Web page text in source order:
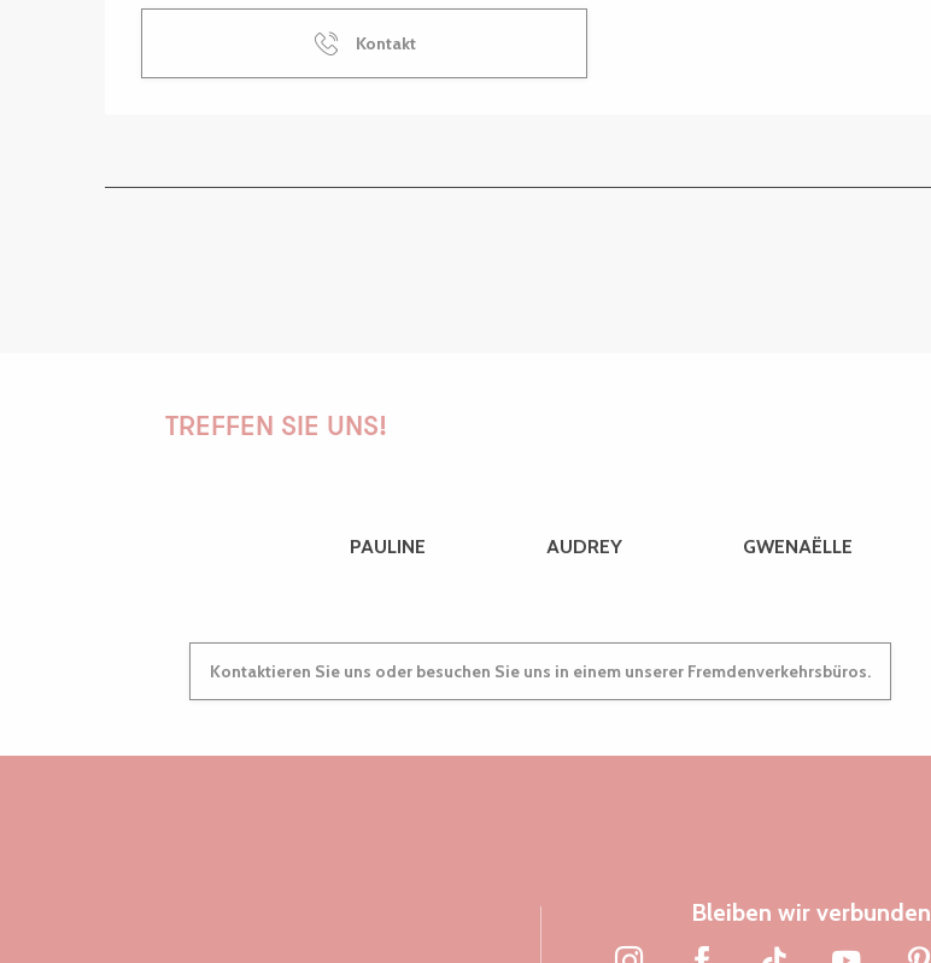
Kontakt
TREFFEN SIE UNS!
PAULINE AUDREY GWENAËLLE
Kontaktieren Sie uns oder besuchen Sie uns in einem unserer Fremdenverkehrsbüros.
Bleiben wir verbunden